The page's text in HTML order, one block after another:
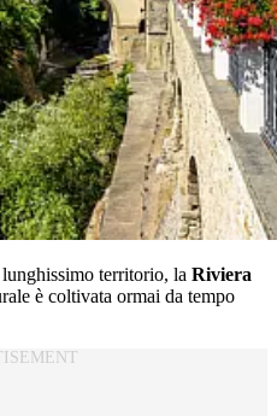
territorio, la Riviera
è coltivata ormai da tempo